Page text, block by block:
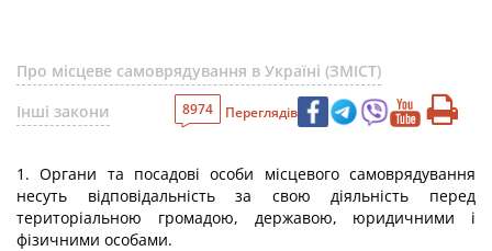
Про місцеве самоврядування в Україні (ЗМІСТ)
Інші закони
8974 Переглядів
1. Органи та посадові особи місцевого самоврядування
несуть відповідальність за свою діяльність перед
територіальною громадою, державою, юридичними і
фізичними особами.